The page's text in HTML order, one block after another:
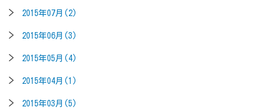
2015年07月(2)
2015年06月(3)
2015年05月(4)
2015年04月(1)
2015年03月(5)